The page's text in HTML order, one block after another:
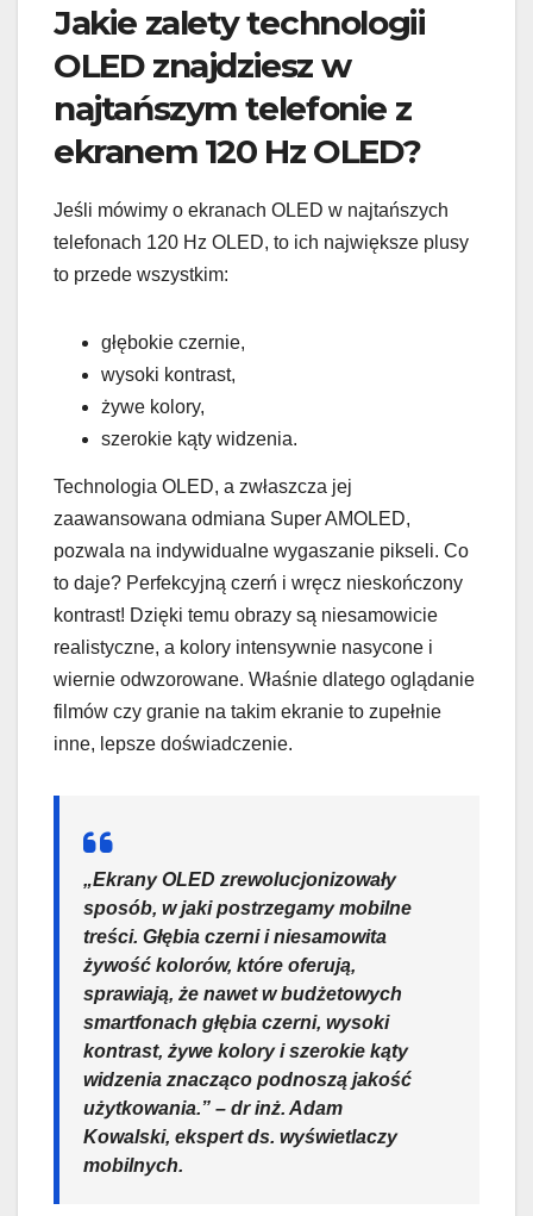
Jakie zalety technologii
OLED znajdziesz w
najtańszym telefonie z
ekranem 120 Hz OLED?
Jeśli mówimy o ekranach OLED w najtańszych
telefonach 120 Hz OLED, to ich największe plusy
to przede wszystkim:
głębokie czernie,
wysoki kontrast,
żywe kolory,
szerokie kąty widzenia.
Technologia OLED, a zwłaszcza jej
zaawansowana odmiana Super AMOLED,
pozwala na indywidualne wygaszanie pikseli. Co
to daje? Perfekcyjną czerń i wręcz nieskończony
kontrast! Dzięki temu obrazy są niesamowicie
realistyczne, a kolory intensywnie nasycone i
wiernie odwzorowane. Właśnie dlatego oglądanie
filmów czy granie na takim ekranie to zupełnie
inne, lepsze doświadczenie.
„Ekrany OLED zrewolucjonizowały
sposób, w jaki postrzegamy mobilne
treści. Głębia czerni i niesamowita
żywość kolorów, które oferują,
sprawiają, że nawet w budżetowych
smartfonach głębia czerni, wysoki
kontrast, żywe kolory i szerokie kąty
widzenia znacząco podnoszą jakość
użytkowania.” – dr inż. Adam
Kowalski, ekspert ds. wyświetlaczy
mobilnych.